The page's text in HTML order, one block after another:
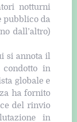
notturni
pubblico da
dall’altro)
si annota il
condotto in
globale e
ha fornito
del rinvio
in